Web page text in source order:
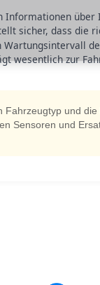
über
sicher, dass die
wesentlich zur
Fahrzeugtyp und die
Sensoren und